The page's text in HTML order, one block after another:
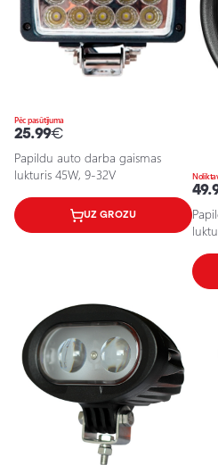
Pēc pasūtījuma
25.99€
Papildu auto darba gaismas
lukturis 45W, 9-32V
UZ GROZU